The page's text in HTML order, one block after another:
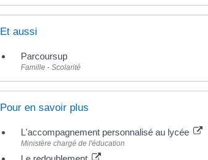
Et aussi
Parcoursup
Famille - Scolarité
Pour en savoir plus
L'accompagnement personnalisé au lycée
Ministère chargé de l'éducation